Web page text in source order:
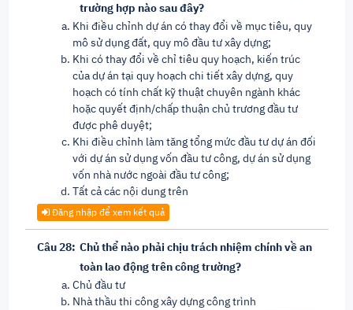
trường hợp nào sau đây?
Khi điều chỉnh dự án có thay đổi về mục tiêu, quy
mô sử dụng đất, quy mô đầu tư xây dựng;
Khi có thay đổi về chỉ tiêu quy hoạch, kiến trúc
của dự án tại quy hoạch chi tiết xây dựng, quy
hoạch có tính chất kỹ thuật chuyên ngành khác
hoặc quyết định/chấp thuận chủ trương đầu tư
được phê duyệt;
Khi điều chỉnh làm tăng tổng mức đầu tư dự án đối
với dự án sử dụng vốn đầu tư công, dự án sử dụng
vốn nhà nước ngoài đầu tư công;
Tất cả các nội dung trên
Đăng nhập để xem kết quả
Câu 28: Chủ thể nào phải chịu trách nhiệm chính về an
toàn lao động trên công trường?
Chủ đầu tư
Nhà thầu thi công xây dựng công trình